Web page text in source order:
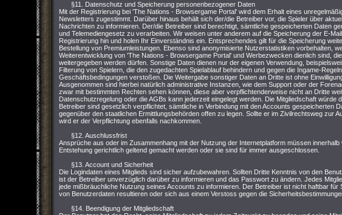
§11. Datenschutz und Speicherung personenbezogener Daten
Mit der Registrierung bei 'The Nations - Browsergame Portal' wird dem Erhalt eines
Newsletters zugestimmt. Darüber hinaus behält sich der/die Betreiber vor, die Spieler über
Nachrichten zu informieren. Der/die Betreiber sind berechtigt, sämtliche gespeicherten Daten
und Telemediengesetz zu verarbeiten. Wir weisen unter anderem auf die Speicherung der E-
Registrierung hin und holen Ihr Einverständnis ein. Entsprechendes gilt für die Speicherung
Bestellung von Premiumleistungen. Ebenso sind anonymisierte Nutzerstatistiken vorbehalten,
Weiterentwicklung von 'The Nations - Browsergame Portal' und Werbezwecken dienlich sind,
weitergegeben werden dürfen. Sonstige Daten dienen nur der eigenen Verwendung,
Filterung von Spielern, die den zugedachten Spielablauf behindern und gegen die Ingame-
Geschäftsbedingungen verstoßen. Die Weitergabe sonstiger Daten an Dritte ist ohne
Ausgenommen sind hierbei natürlich administrative Instanzen, wie dem Support oder der
zwar mit bestimmten Rechten sehen können, diese aber verpflichtenderweise nicht an Dritte
Datenschutzregelung oder die AGBs kann jederzeit eingelegt werden. Die Mitgliedschaft würde
Betreiber sind gesetzlich verpflichtet, sämtliche in Verbindung mit den Accounts gespeicherten
gegenüber den staatlichen Ermittlungsbehörden offen zu legen. Sollte er im Zivilrechtsweg zur
wird er der Verpflichtung ebenfalls nachkommen.
§12. Auschlussfrist
Ansprüche aus oder im Zusammenhang mit der Nutzung der Internetplatform müssen
Entstehung gerichtlich geltend gemacht werden oder sie sind für immer ausgeschlossen.
§13. Account und Sicherheit
Die Logindaten eines Mitglieds sind sicher aufzubewahren. Sollten Dritte Kenntnis von den
ist der Betreiber unverzüglich darüber zu informieren und das Passwort zu ändern. Jedes
jede mißbräuchliche Nutzung seines Accounts zu informieren. Der Betreiber ist nicht haftbar für
von Benutzerdaten resultieren oder sich aus einem Verstoss gegen die
§14. Beendigung der Mitgliedschaft